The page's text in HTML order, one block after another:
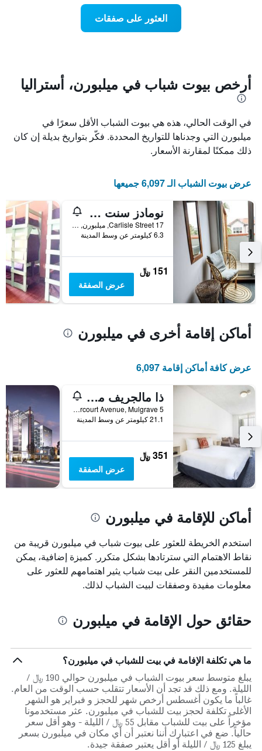
محور
X
يعرض
عدد
الأيام
قبل
المخطط
التالي
محور
Y
الذي
يعرض
متوسط
سعر
غرفة
العثور على صفقات
أرخص بيوت شباب في ميلبورن، أستراليا
في الوقت الحالي، هذه هي بيوت الشباب الأقل سعرًا في
ميلبورن التي وجدناها للتواريخ المحددة. فكّر بتواريخ بديلة إن كان
ذلك ممكنًا لمقارنة الأسعار.
عرض بيوت الشباب الـ 6,097 جميعها
نومادز سنت كيلدا هوستل
17 Carlisle Street, ميلبورن, VIC, أستراليا
6.3 كيلومتر عن وسط المدينة
151 ﷼
عرض الصفقة
أماكن إقامة أخرى في ميلبورن
عرض كافة أماكن إقامة 6,097
ذا مالجريف موتل
5 Harcourt Avenue, Mulgrave, ميلبورن, VIC, أستراليا
21.1 كيلومتر عن وسط المدينة
351 ﷼
عرض الصفقة
أماكن للإقامة في ميلبورن
استخدم الخريطة للعثور على بيوت شباب في ميلبورن قريبة من
نقاط الاهتمام التي سترتادها بشكل متكرر. كميزة إضافية، يمكن
للمستخدمين النقر على بيت شباب يثير اهتمامهم للعثور على
معلومات مفيدة وصفقات لبيت الشباب لذلك.
حقائق حول الإقامة في ميلبورن
ما هي تكلفة الإفامة في بيت للشباب في ميلبورن؟
يبلغ متوسط سعر بيوت الشباب في ميلبورن حوالي 190 ﷼ /
الليلة. ومع ذلك قد تجد أن الأسعار تتقلب حسب الوقت من العام.
غالباً ما يكون أغسطس أرخص شهر للحجز و فبراير هو الشهر
الأغلى تكلفة لحجز بيت للشباب في ميلبورن. عثر مستخدمونا
مؤخراً على بيت للشباب مقابل 55 ﷼ / الليلة - وهو أقل سعر
حالياً. ضع في اعتبارك أننا نعتبر أن أي مكان في ميلبورن بسعر
يبلغ 125 ﷼ / الليلة أو أقل يعتبر صفقة جيدة.